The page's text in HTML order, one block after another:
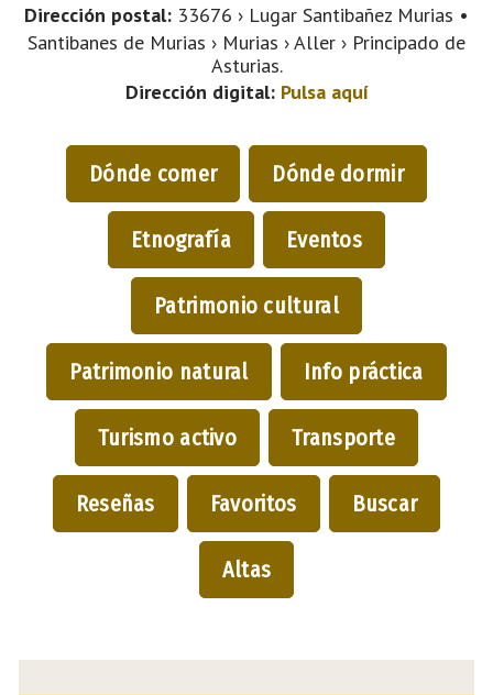
Dirección postal: 33676 › Lugar Santibañez Murias •
Santibanes de Murias › Murias › Aller › Principado de
Asturias.
Dirección digital: Pulsa aquí
Dónde comer Dónde dormir
Etnografía Eventos
Patrimonio cultural
Patrimonio natural Info práctica
Turismo activo Transporte
Reseñas Favoritos Buscar
Altas